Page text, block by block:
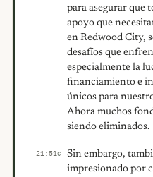
para asegurar que
apoyo que
en Redwood City,
desafíos que
especialmente la
financiamiento e
únicos para
Ahora muchos
siendo eliminados.
21:51C
Sin embargo,
impresionado por